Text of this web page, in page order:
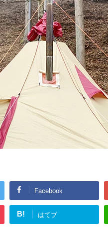
Facebook
B! はてブ